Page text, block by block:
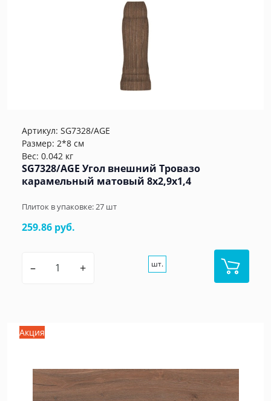
Артикул: SG7328/AGE
Размер: 2*8 см
Вес: 0.042 кг
SG7328/AGE Угол внешний Тровазо
карамельный матовый 8x2,9x1,4
Плиток в упаковке:27 шт
259.86 руб.
– + шт.
Акция